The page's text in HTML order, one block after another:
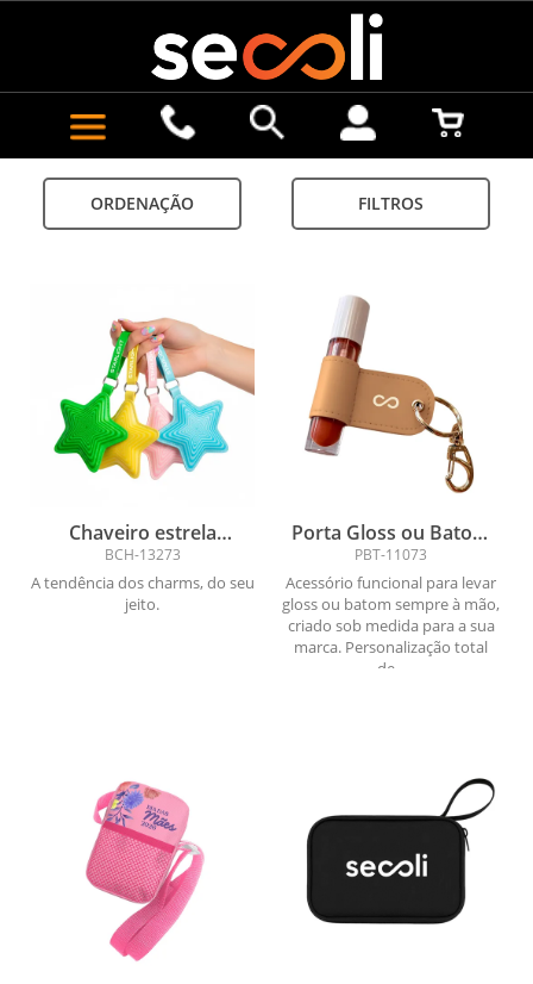
ORDENAÇÃO FILTROS
Chaveiro estrela
personalizado com alça
— bagcharm / keycharm
BCH-13273
A tendência dos charms, do seu
jeito.
Porta Gloss ou Batom
Chaveiro Personalizado
PBT-11073
Acessório funcional para levar
gloss ou batom sempre à mão,
criado sob medida para a sua
marca. Personalização total
de...